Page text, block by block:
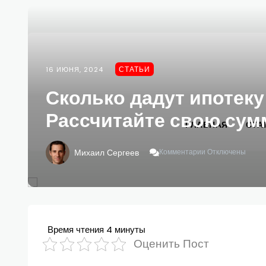
ГЛАВНАЯ
16 ИЮНЯ, 2024 СТАТЬИ
Сколько дадут
Рассчитайте свою
Михаил Сергеев Комментарии
Записи
Свою
Отключены
Время чтения 4 минуты
Оценить Пост